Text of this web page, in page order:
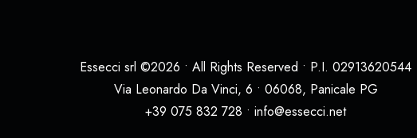
Essecci srl ©2026 • All Rights Reserved • P.I. 02913620544
Via Leonardo Da Vinci, 6 • 06068, Panicale PG
+39 075 832 728 • info@essecci.net